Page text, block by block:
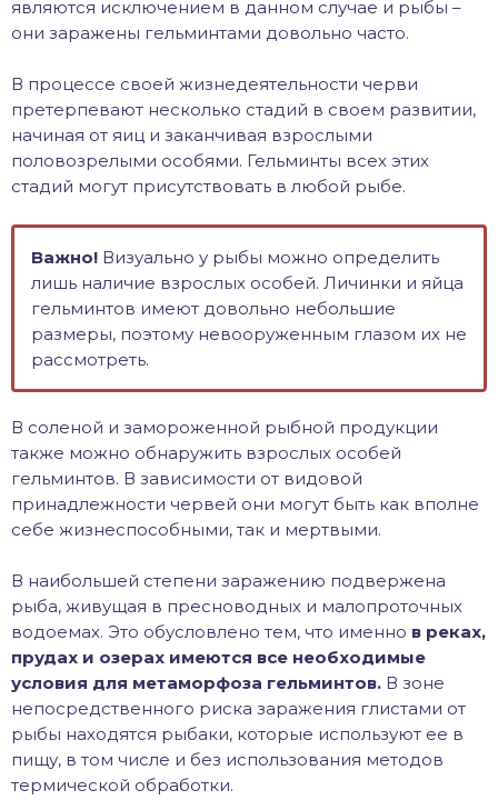
являются исключением в данном случае и рыбы –
они заражены гельминтами довольно часто.
В процессе своей жизнедеятельности черви
претерпевают несколько стадий в своем развитии,
начиная от яиц и заканчивая взрослыми
половозрелыми особями. Гельминты всех этих
стадий могут присутствовать в любой рыбе.
Важно! Визуально у рыбы можно определить
лишь наличие взрослых особей. Личинки и яйца
гельминтов имеют довольно небольшие
размеры, поэтому невооруженным глазом их не
рассмотреть.
В соленой и замороженной рыбной продукции
также можно обнаружить взрослых особей
гельминтов. В зависимости от видовой
принадлежности червей они могут быть как вполне
себе жизнеспособными, так и мертвыми.
В наибольшей степени заражению подвержена
рыба, живущая в пресноводных и малопроточных
водоемах. Это обусловлено тем, что именно в реках,
прудах и озерах имеются все необходимые
условия для метаморфоза гельминтов. В зоне
непосредственного риска заражения глистами от
рыбы находятся рыбаки, которые используют ее в
пищу, в том числе и без использования методов
термической обработки.